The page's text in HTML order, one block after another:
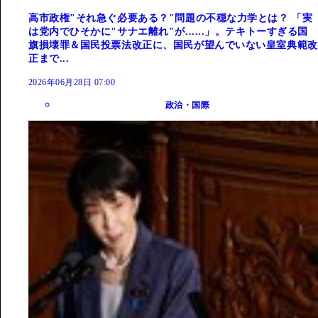
高市政権"それ急ぐ必要ある？"問題の不穏な力学とは？ 「実
は党内でひそかに"サナエ離れ"が......」。テキトーすぎる国
旗損壊罪＆国民投票法改正に、国民が望んでいない皇室典範改
正まで...
2026年06月28日 07:00
政治・国際